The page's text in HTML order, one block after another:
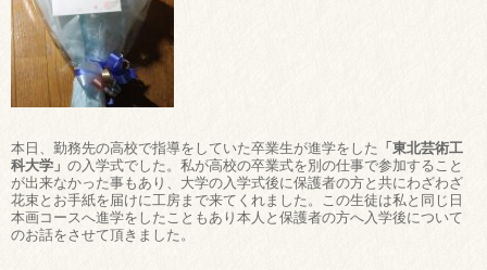
本日、勤務先の高校で指導をしていた卒業生が進学をした 「東北芸術工
科大学」 の入学式でした。私が高校の卒業式を別の仕事で参加すること
が出来なかった事もあり、大学の入学式後に保護者の方と共にわざわざ
花束とお手紙を届けに工房まで来てくれました。この生徒は私と同じ日
本画コースへ進学をしたこともあり本人と保護者の方へ入学後について
のお話をさせて頂きました。